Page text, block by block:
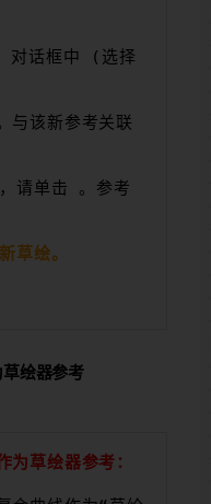
对话框中 (选择
与该新参考关联
请单击 。参考
草绘。
绘器参考
为草绘器参考：